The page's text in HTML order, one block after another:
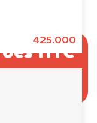
425.000
ПТС